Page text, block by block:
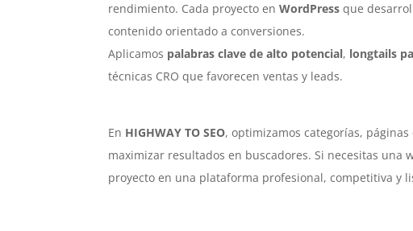
rendimiento. Cada proyecto enWordPress que
contenido orientado a conversiones.
Aplicamos palabras clave de alto potencial, longtails
técnicas CRO que favorecen ventas y leads.
En HIGHWAY TO SEO, optimizamos categorías,
maximizar resultados en buscadores. Si necesitas una
proyecto en una plataforma profesional, competitiva y